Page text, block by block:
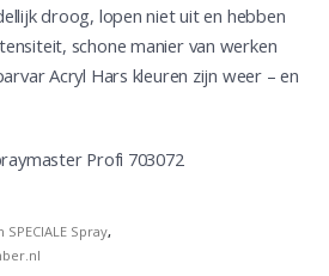
droog, lopen niet uit en hebben
schone manier van werken
Acryl Hars kleuren zijn weer – en
Profi 703072
SPECIALE Spray,